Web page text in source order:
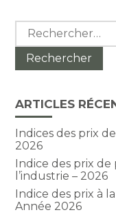
Rechercher :
ARTICLES
Indices des prix
2026
Indice des prix
l’industrie – 2026
Indice des prix à
Année 2026